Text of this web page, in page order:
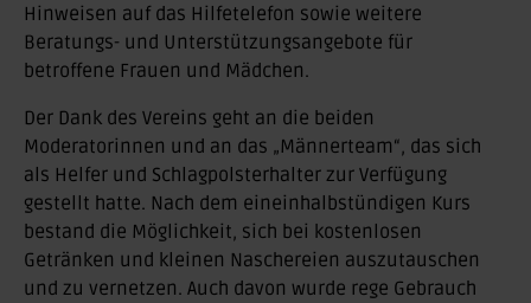
Hinweisen auf das Hilfetelefon sowie weitere
Beratungs- und Unterstützungsangebote für
betroffene Frauen und Mädchen.
Der Dank des Vereins geht an die beiden
Moderatorinnen und an das „Männerteam“, das sich
als Helfer und Schlagpolsterhalter zur Verfügung
gestellt hatte. Nach dem eineinhalbstündigen Kurs
bestand die Möglichkeit, sich bei kostenlosen
Getränken und kleinen Naschereien auszutauschen
und zu vernetzen. Auch davon wurde rege Gebrauch